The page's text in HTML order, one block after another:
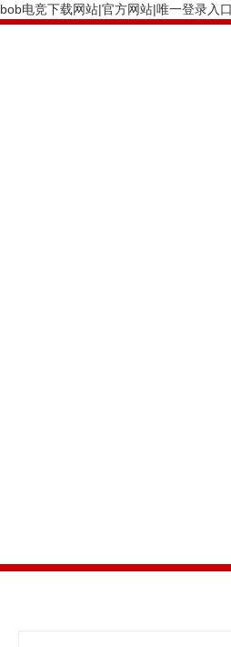
bob电竞下载网站|官方网站|唯一登录入